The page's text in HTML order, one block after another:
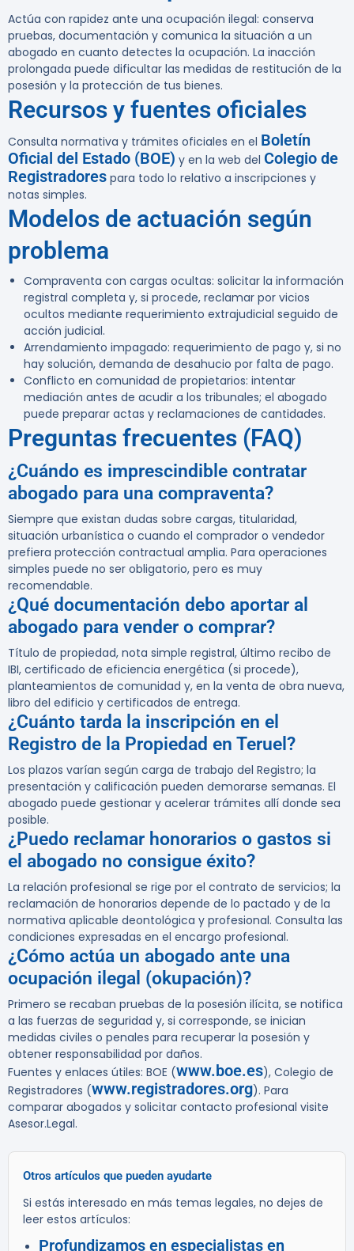
Actúa con rapidez ante una ocupación ilegal: conserva
pruebas, documentación y comunica la situación a un
abogado en cuanto detectes la ocupación. La inacción
prolongada puede dificultar las medidas de restitución de la
posesión y la protección de tus bienes.
Recursos y fuentes oficiales
Consulta normativa y trámites oficiales en el Boletín
Oficial del Estado (BOE) y en la web del Colegio de
Registradores para todo lo relativo a inscripciones y
notas simples.
Modelos de actuación según
problema
Compraventa con cargas ocultas: solicitar la información
registral completa y, si procede, reclamar por vicios
ocultos mediante requerimiento extrajudicial seguido de
acción judicial.
Arrendamiento impagado: requerimiento de pago y, si no
hay solución, demanda de desahucio por falta de pago.
Conflicto en comunidad de propietarios: intentar
mediación antes de acudir a los tribunales; el abogado
puede preparar actas y reclamaciones de cantidades.
Preguntas frecuentes (FAQ)
¿Cuándo es imprescindible contratar
abogado para una compraventa?
Siempre que existan dudas sobre cargas, titularidad,
situación urbanística o cuando el comprador o vendedor
prefiera protección contractual amplia. Para operaciones
simples puede no ser obligatorio, pero es muy
recomendable.
¿Qué documentación debo aportar al
abogado para vender o comprar?
Título de propiedad, nota simple registral, último recibo de
IBI, certificado de eficiencia energética (si procede),
planteamientos de comunidad y, en la venta de obra nueva,
libro del edificio y certificados de entrega.
¿Cuánto tarda la inscripción en el
Registro de la Propiedad en Teruel?
Los plazos varían según carga de trabajo del Registro; la
presentación y calificación pueden demorarse semanas. El
abogado puede gestionar y acelerar trámites allí donde sea
posible.
¿Puedo reclamar honorarios o gastos si
el abogado no consigue éxito?
La relación profesional se rige por el contrato de servicios; la
reclamación de honorarios depende de lo pactado y de la
normativa aplicable deontológica y profesional. Consulta las
condiciones expresadas en el encargo profesional.
¿Cómo actúa un abogado ante una
ocupación ilegal (okupación)?
Primero se recaban pruebas de la posesión ilícita, se notifica
a las fuerzas de seguridad y, si corresponde, se inician
medidas civiles o penales para recuperar la posesión y
obtener responsabilidad por daños.
Fuentes y enlaces útiles: BOE (www.boe.es), Colegio de
Registradores (www.registradores.org). Para
comparar abogados y solicitar contacto profesional visite
Asesor.Legal.
Otros artículos que pueden ayudarte
Si estás interesado en más temas legales, no dejes de
leer estos artículos:
Profundizamos en especialistas en